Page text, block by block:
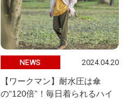
NEWS 2024.04.20
【ワークマン】耐水圧は傘
の“120倍”！毎日着られるハイ